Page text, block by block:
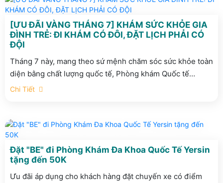
[ƯU ĐÃI VÀNG THÁNG 7] KHÁM SỨC KHỎE GIA
ĐÌNH TRẺ: ĐI KHÁM CÓ ĐÔI, ĐẶT LỊCH PHẢI CÓ
ĐỘI
Tháng 7 này, mang theo sứ mệnh chăm sóc sức khỏe toàn
diện bằng chất lượng quốc tế, Phòng khám Quốc tế
Yersin mang đến chương trình Ưu đãi Vàng đặc biệt dành
những người thân yêu từ những bước chủ động đầu tiên!
Chi Tiết
Đặt "BE" đi Phòng Khám Đa Khoa Quốc Tế Yersin
tặng đến 50K
Ưu đãi áp dụng cho khách hàng đặt chuyến xe có điểm